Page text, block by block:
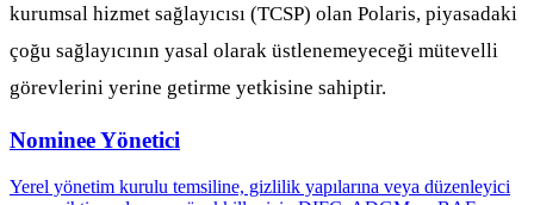
kurumsal hizmet sağlayıcısı (TCSP) olan Polaris, piyasadaki
çoğu sağlayıcının yasal olarak üstlenemeyeceği mütevelli
görevlerini yerine getirme yetkisine sahiptir.
Nominee Yönetici
Yerel yönetim kurulu temsiline, gizlilik yapılarına veya düzenleyici